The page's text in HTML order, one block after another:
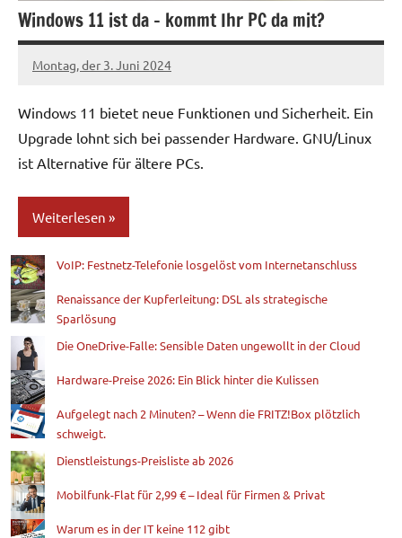
Windows 11 ist da – kommt Ihr PC da mit?
Montag, der 3. Juni 2024
Patrick
Windows 11 bietet neue Funktionen und Sicherheit. Ein
Upgrade lohnt sich bei passender Hardware. GNU/Linux
ist Alternative für ältere PCs.
Weiterlesen
Blog VoIP: Festnetz-Telefonie losgelöst vom Internetanschluss
Renaissance der Kupferleitung: DSL als strategische
Sparlösung
Die OneDrive-Falle: Sensible Daten ungewollt in der Cloud
Hardware-Preise 2026: Ein Blick hinter die Kulissen
Aufgelegt nach 2 Minuten? – Wenn die FRITZ!Box plötzlich
schweigt.
Dienstleistungs-Preisliste ab 2026
Mobilfunk-Flat für 2,99 € – Ideal für Firmen & Privat
Warum es in der IT keine 112 gibt